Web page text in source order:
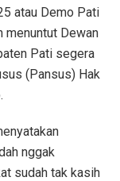
atau Demo Pati
menuntut Dewan
Pati segera
(Pansus) Hak
nggak
sudah tak kasih